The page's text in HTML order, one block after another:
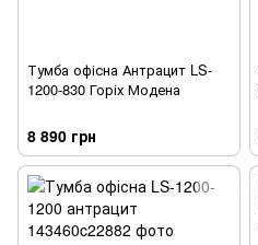
Тумба офісна Антрацит LS-
1200-830 Горіх Модена
8 890 грн